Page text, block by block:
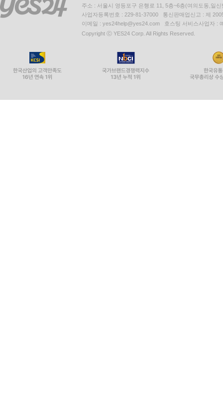
주소 : 서울시 영등포구 은행로 11, 5층~6층(여의도동,일신
사업자등록번호 : 229-81-37000 통신판매업신고 : 제
이메일 : yes24help@yes24.com 호스팅 서비스사업자 :
Copyright ⓒ YES24 Corp. All Rights Reserved.